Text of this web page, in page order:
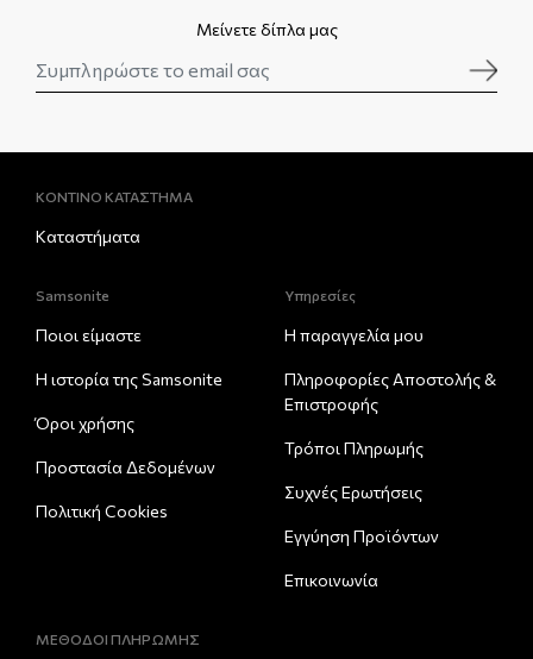
Μείνετε δίπλα μας
ΚΟΝΤΙΝΟ ΚΑΤΑΣΤΗΜΑ
Καταστήματα
Samsonite
Ποιοι είμαστε
Η ιστορία της Samsonite
Όροι χρήσης
Προστασία Δεδομένων
Πολιτική Cookies
Υπηρεσίες
Η παραγγελία μου
Πληροφορίες Αποστολής &
Eπιστροφής
Τρόποι Πληρωμής
Συχνές Ερωτήσεις
Εγγύηση Προϊόντων
Επικοινωνία
ΜΕΘΟΔΟΙ ΠΛΗΡΩΜΗΣ